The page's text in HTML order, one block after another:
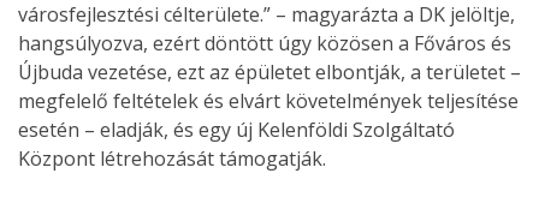
városfejlesztési célterülete.” – magyarázta a DK jelöltje,
hangsúlyozva, ezért döntött úgy közösen a Főváros és
Újbuda vezetése, ezt az épületet elbontják, a területet –
megfelelő feltételek és elvárt követelmények teljesítése
esetén – eladják, és egy új Kelenföldi Szolgáltató
Központ létrehozását támogatják.